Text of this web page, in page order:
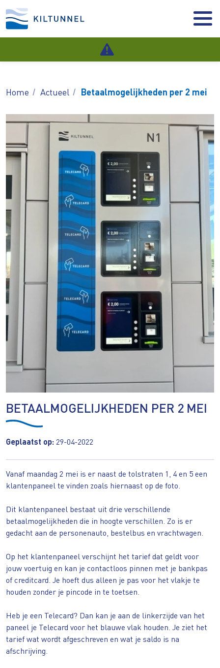
Home Actueel Betaalmogelijkheden per 2 mei
BETAALMOGELIJKHEDEN PER 2 MEI
Geplaatst op: 29-04-2022
Vanaf maandag 2 mei is er naast de tolstraten 1, 4 en 5 een
klantenpaneel te vinden zoals hiernaast op de foto.
Dit klantenpaneel bestaat uit drie verschillende
betaalmogelijkheden die in hoogte verschillen. Zo is er
gedacht aan de personenauto, bestelbus en vrachtwagen.
Op het klantenpaneel verschijnt het tarief dat geldt voor
jouw voertuig en kan je contactloos pinnen met je bankpas
of creditcard. Je hoeft dus alleen je pas voor het vlakje te
houden zonder je pincode in te toetsen.
Heb je een Telecard? Dan kan je aan de linkerzijde van het
paneel je Telecard voor het blauwe vlak houden. Je ziet het
tarief wat wordt afgeschreven en wat je saldo is na
afschrijving.